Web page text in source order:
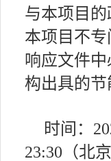
与本项目
本项目不
响应文件
构出具的
时间：
23:30（北